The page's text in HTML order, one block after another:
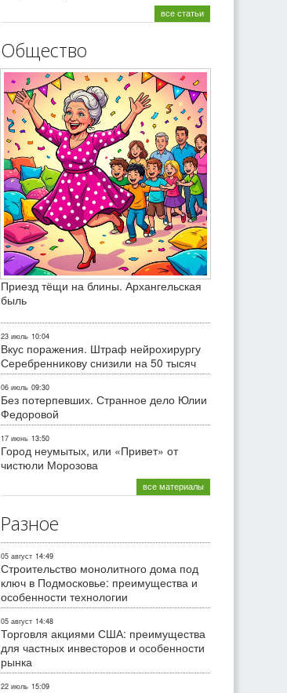
все статьи
Общество
Приезд тёщи на блины. Архангельская
быль
23 июль 10:04
Вкус поражения. Штраф нейрохирургу
Серебренникову снизили на 50 тысяч
06 июль 09:30
Без потерпевших. Странное дело Юлии
Федоровой
17 июнь 13:50
Город неумытых, или «Привет» от
чистюли Морозова
все материалы
Разное
05 август 14:49
Строительство монолитного дома под
ключ в Подмосковье: преимущества и
особенности технологии
05 август 14:48
Торговля акциями США: преимущества
для частных инвесторов и особенности
рынка
22 июль 15:09